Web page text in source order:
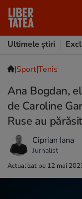
Ultimele știri
|Sport|Tenis
Ana Bogdan,
de Caroline
Ruse au
Ciprian Iana
Jurnalist
Actualizat pe 12 mai